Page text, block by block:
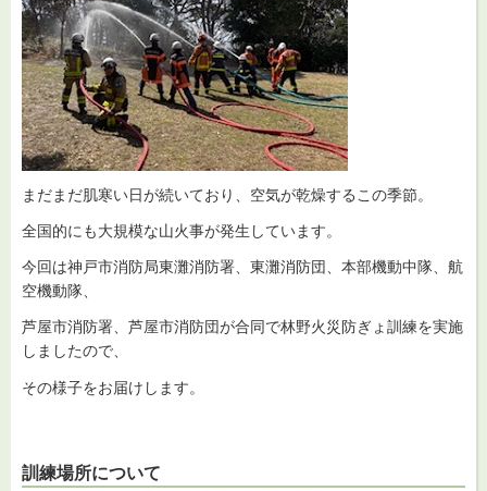
まだまだ肌寒い日が続いており、空気が乾燥するこの季節。
全国的にも大規模な山火事が発生しています。
今回は神戸市消防局東灘消防署、東灘消防団、本部機動中隊、航
空機動隊、
芦屋市消防署、芦屋市消防団が合同で林野火災防ぎょ訓練を実施
しましたので、
その様子をお届けします。
訓練場所について